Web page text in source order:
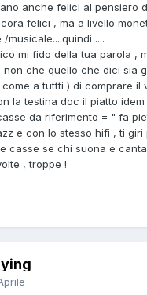
anche felici al pensiero
felici , ma a livello
....
mi fido della tua parola ,
che quello che dici sia
a tuttti ) di comprare il
la testina doc il piatto idem
da riferimento = " fa
e con lo stesso hifi , ti giri
casse se chi suona e
, troppe !